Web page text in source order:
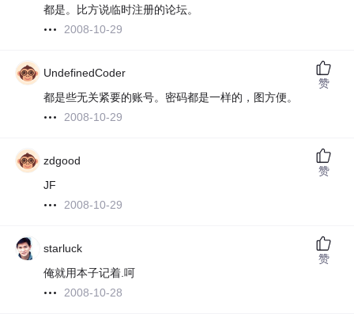
都是。比方说临时注册的论坛。
2008-10-29
UndefinedCoder
都是些无关紧要的账号。密码都是一样的，图方便。
2008-10-29
赞
zdgood
JF
2008-10-29
赞
starluck
俺就用本子记着.呵
2008-10-28
赞